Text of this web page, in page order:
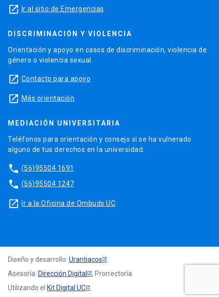
launch Ir al sitio de Emergencias
DISCRIMINACIÓN Y VIOLENCIA
Orientación y apoyo en casos de discriminación, violencia de
género o violencia sexual.
launch Contacto para apoyo
launch Más orientación
MEDIACIÓN UNIVERSITARIA
Teléfonos para orientación y consejo si se ha vulnerado
alguno de tus derechos en la universidad.
phone (56)95504 1691
phone (56)95504 1247
launch Ir a la Oficina de Ombuds UC
Diseño y desarrollo: Urantiacos
Asesoría: Dirección Digital
, Prorrectoría
Utilizando el Kit Digital UC